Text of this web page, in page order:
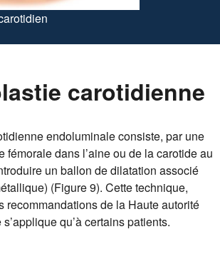
carotidienne
endoluminaleconsiste, par une
fémorale dans l’aine ou de la carotide au
un ballon de dilatation associé
(Figure 9). Cette technique,
recommandations de la Haute autorité
s’applique qu’à certains patients.